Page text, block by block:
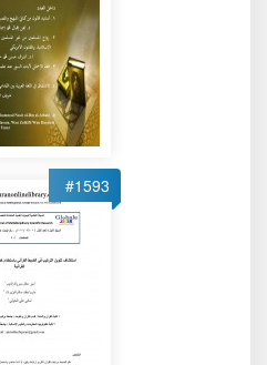
#1593